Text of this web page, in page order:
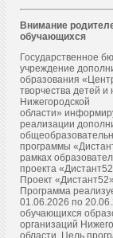
Внимание
обучающихся
Государственное
учреждение
образования
творчества детей
Нижегородской
области»
реализации
программы
рамках
проекта
Проект
Программа
01.06.2026 по
обучающихся
организаций
области. Цель